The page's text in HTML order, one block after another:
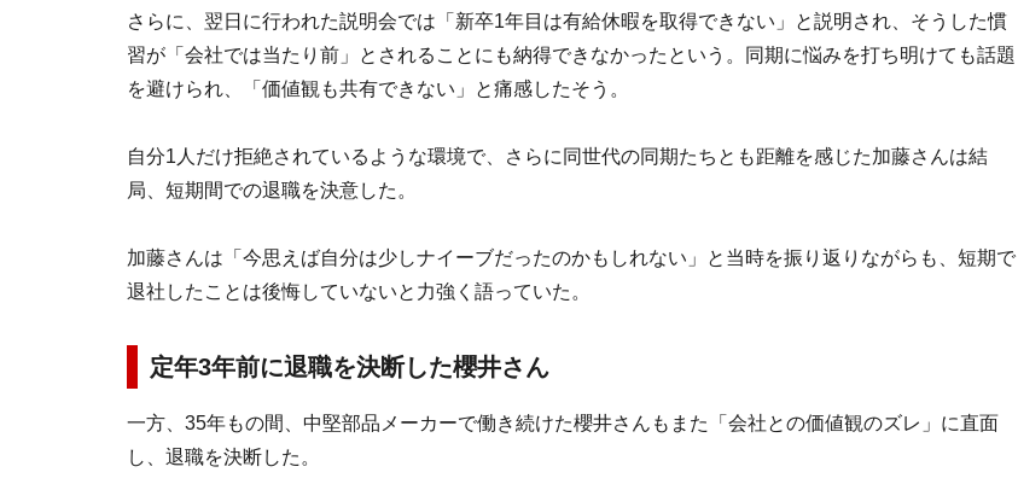
さらに、翌日に行われた説明会では「新卒1年目は有給休暇を取得できない」と説明され、そうした慣
習が「会社では当たり前」とされることにも納得できなかったという。同期に悩みを打ち明けても話題
を避けられ、「価値観も共有できない」と痛感したそう。
自分1人だけ拒絶されているような環境で、さらに同世代の同期たちとも距離を感じた加藤さんは結
局、短期間での退職を決意した。
加藤さんは「今思えば自分は少しナイーブだったのかもしれない」と当時を振り返りながらも、短期で
退社したことは後悔していないと力強く語っていた。
定年3年前に退職を決断した櫻井さん
一方、35年もの間、中堅部品メーカーで働き続けた櫻井さんもまた「会社との価値観のズレ」に直面
し、退職を決断した。